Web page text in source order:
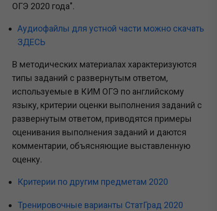
ОГЭ 2020 года".
Аудиофайлы для устной части можно скачать
ЗДЕСЬ
В методических материалах характеризуются
типы заданий с развернутым ответом,
используемые в КИМ ОГЭ по английскому
языку, критерии оценки выполнения заданий с
развернутым ответом, приводятся примеры
оценивания выполнения заданий и даются
комментарии, объясняющие выставленную
оценку.
Критерии по другим предметам 2020
Тренировочные варианты СтатГрад 2020